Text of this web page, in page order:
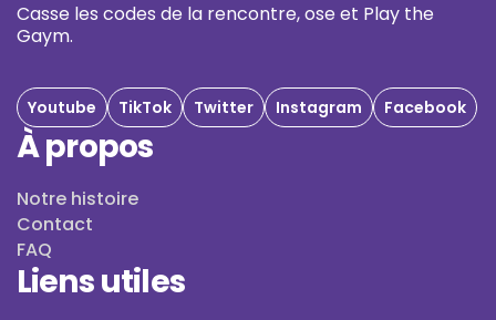
Casse les codes de la rencontre, ose et Play the
Gaym.
Youtube TikTok Twitter Instagram Facebook
À propos
Notre histoire
Contact
FAQ
Liens utiles